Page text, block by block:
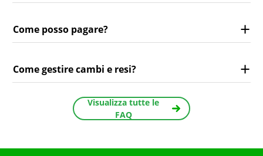
Come posso pagare?
Come gestire cambi e resi?
Visualizza tutte le
FAQ